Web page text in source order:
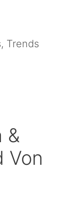
, Trends
&
Von